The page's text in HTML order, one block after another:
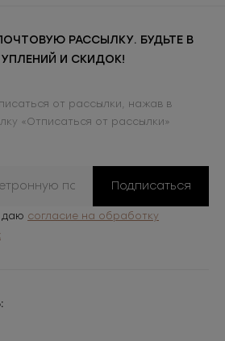
РАССЫЛКУ. БУДЬТЕ В
И СКИДОК!
от рассылки, нажав в
«Отписаться от рассылки»
Подписаться
даю согласие на обработку